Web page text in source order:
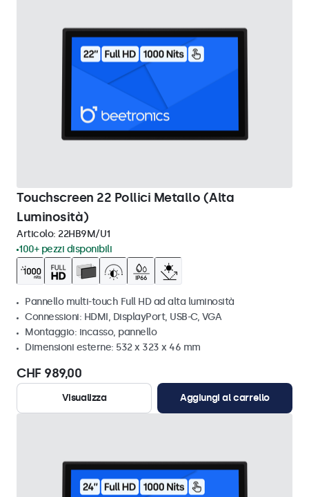
Touchscreen 22 Pollici Metallo (Alta
Luminosità)
Articolo: 22HB9M/U1
100+ pezzi disponibili
Pannello multi-touch Full HD ad alta luminosità
Connessioni: HDMI, DisplayPort, USB-C, VGA
Montaggio: incasso, pannello
Dimensioni esterne: 532 x 323 x 46 mm
CHF 989,00
Visualizza Aggiungi al carrello